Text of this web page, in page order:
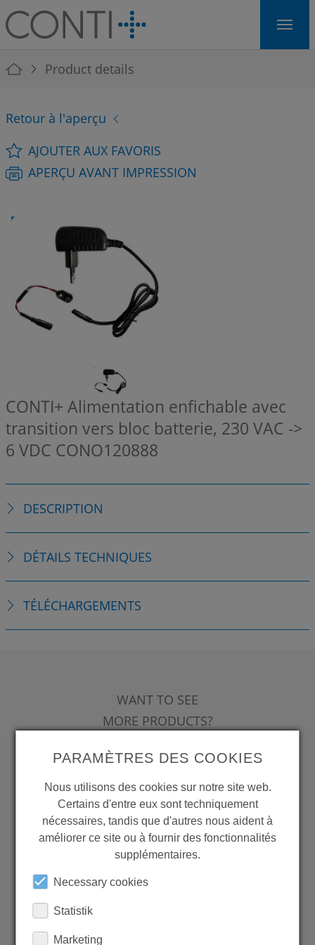
Skip to main navigation
Skip to main content
Skip to page footer
You are here:
Product details
Retour à l'aperçu
AJOUTER AUX FAVORIS
APERÇU AVANT IMPRESSION
CONTI+ Alimentation enfichable avec
transition vers bloc batterie, 230 VAC ->
6 VDC CONO120888
DESCRIPTION
DÉTAILS TECHNIQUES
TÉLÉCHARGEMENTS
WANT TO SEE
MORE PRODUCTS?
Back to overview
LEARN MORE ABOUT
PARAMÈTRES DES COOKIES
Nous utilisons des cookies sur notre site web.
Certains d'entre eux sont techniquement
nécessaires, tandis que d'autres nous aident à
améliorer ce site ou à fournir des fonctionnalités
supplémentaires.
Necessary cookies
Statistik
Marketing